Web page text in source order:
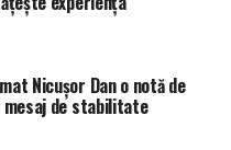
răzbunare! Iohannis
Ce se întâmplă joi cu
Nicușor Dan o notă de
de stabilitate